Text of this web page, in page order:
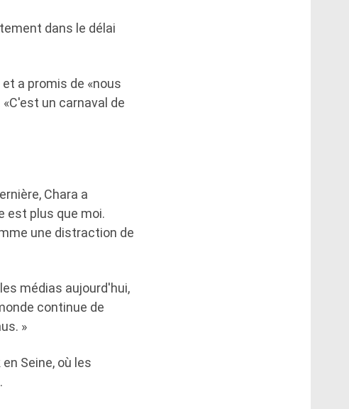
dans le délai
a promis de «nous
un carnaval de
Chara a
est plus que moi.
une distraction de
médias aujourd'hui,
continue de
»
Seine, où les